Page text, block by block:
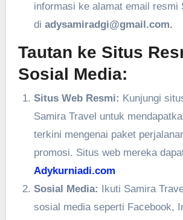
informasi ke alamat email resmi
di adysamiradgi@gmail.com.
Tautan ke Situs
Sosial Media:
Situs Web Resmi: Kunjungi
Samira Travel untuk
terkini mengenai paket
promosi. Situs web mereka
Adykurniadi.com
Sosial Media: Ikuti Samira
sosial media seperti Facebook,